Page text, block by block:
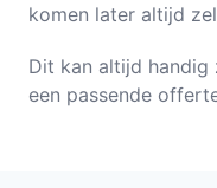
komen later altijd
Dit kan altijd handig
een passende